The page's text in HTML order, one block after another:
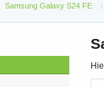
Samsung Galaxy S24 FE